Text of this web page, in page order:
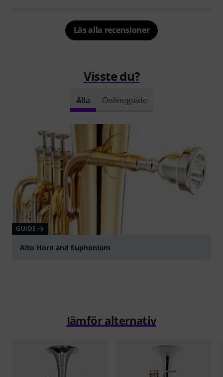
Läs alla recensioner
Visste du?
Alla Onlineguide
GUIDE
Alto Horn and Euphonium
Jämför alternativ